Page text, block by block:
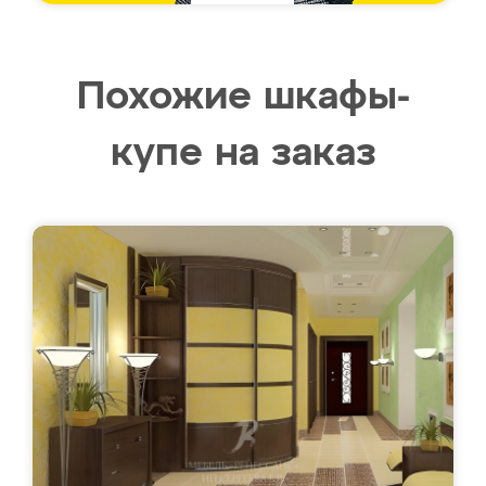
Похожие шкафы-
купе на заказ